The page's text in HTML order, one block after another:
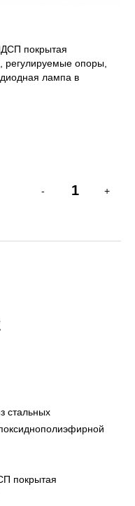
покрытая
опоры,
лампа в
- +
стальных
покрытая